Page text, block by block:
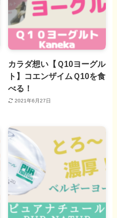
カラダ想い【Ｑ10ヨーグル
ト】コエンザイムＱ10を食
べる！
2021年6月27日